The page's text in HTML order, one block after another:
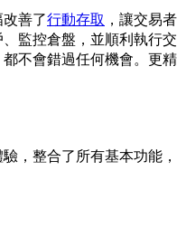
善了行動存取 ，讓交易者
監控倉盤，並順利執行交
不會錯過任何機會。更精
，整合了所有基本功能，